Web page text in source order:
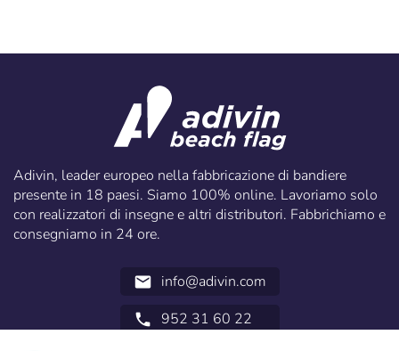
Adivin, leader europeo nella fabbricazione di bandiere
presente in 18 paesi. Siamo 100% online. Lavoriamo solo
con realizzatori di insegne e altri distributori. Fabbrichiamo e
consegniamo in 24 ore.
email info@adivin.com
call 952 31 60 22